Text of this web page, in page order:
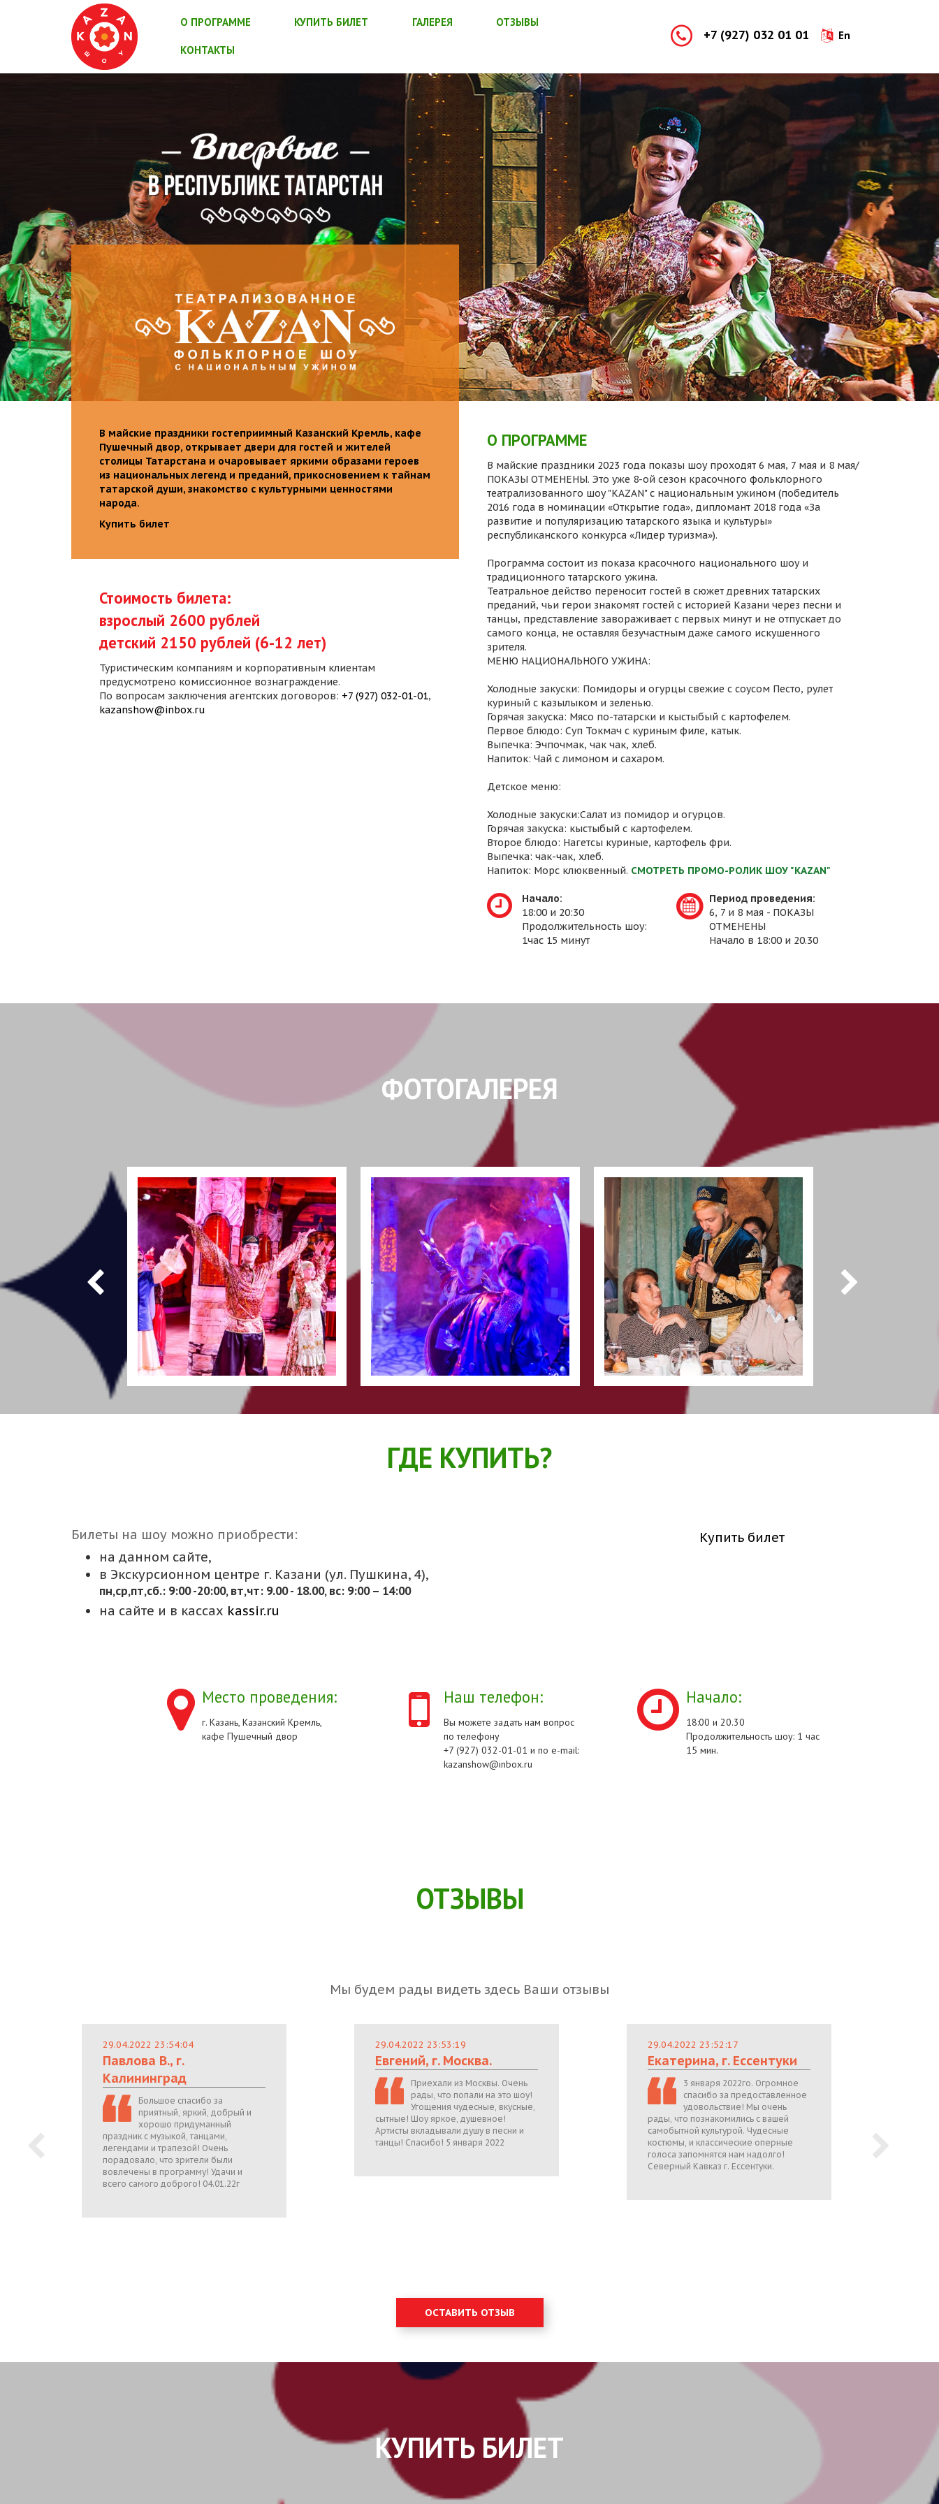
О ПРОГРАММЕ КУПИТЬ БИЛЕТ ГАЛЕРЕЯ ОТЗЫВЫ
КОНТАКТЫ
+7 (927) 032 01 01 En
В майские праздники гостеприимный Казанский Кремль, кафе
Пушечный двор, открывает двери для гостей и жителей
столицы Татарстана и очаровывает яркими образами героев
из национальных легенд и преданий, прикосновением к тайнам
татарской души, знакомство с культурными ценностями
народа.
Купить билет
Стоимость билета:
взрослый 2600 рублей
детский 2150 рублей (6-12 лет)
Туристическим компаниям и корпоративным клиентам
предусмотрено комиссионное вознаграждение.
По вопросам заключения агентских договоров: +7 (927) 032-01-01,
kazanshow@inbox.ru
О ПРОГРАММЕ
В майские праздники 2023 года показы шоу проходят 6 мая, 7 мая и 8 мая/
ПОКАЗЫ ОТМЕНЕНЫ. Это уже 8-ой сезон красочного фольклорного
театрализованного шоу "KAZAN" с национальным ужином (победитель
2016 года в номинации «Открытие года», дипломант 2018 года «За
развитие и популяризацию татарского языка и культуры»
республиканского конкурса «Лидер туризма»).
Программа состоит из показа красочного национального шоу и
традиционного татарского ужина.
Театральное действо переносит гостей в сюжет древних татарских
преданий, чьи герои знакомят гостей с историей Казани через песни и
танцы, представление завораживает с первых минут и не отпускает до
самого конца, не оставляя безучастным даже самого искушенного
зрителя.
МЕНЮ НАЦИОНАЛЬНОГО УЖИНА:
Холодные закуски: Помидоры и огурцы свежие с соусом Песто, рулет
куриный с казылыком и зеленью.
Горячая закуска: Мясо по-татарски и кыстыбый с картофелем.
Первое блюдо: Суп Токмач с куриным филе, катык.
Выпечка: Эчпочмак, чак чак, хлеб.
Напиток: Чай с лимоном и сахаром.
Детское меню:
Холодные закуски:Салат из помидор и огурцов.
Горячая закуска: кыстыбый с картофелем.
Второе блюдо: Нагетсы куриные, картофель фри.
Выпечка: чак-чак, хлеб.
Напиток: Морс клюквенный. СМОТРЕТЬ ПРОМО-РОЛИК ШОУ "KAZAN"
Начало:
18:00 и 20:30
Продолжительность шоу:
1час 15 минут
Период проведения:
6, 7 и 8 мая - ПОКАЗЫ
ОТМЕНЕНЫ
Начало в 18:00 и 20.30
ФОТОГАЛЕРЕЯ
ГДЕ КУПИТЬ?
Билеты на шоу можно приобрести:
на данном сайте,
в Экскурсионном центре г. Казани (ул. Пушкина, 4),
пн,cр,пт,сб.: 9:00 -20:00, вт,чт: 9.00 - 18.00, вс: 9:00 – 14:00
на сайте и в кассах kassir.ru
Купить билет
Место проведения:
г. Казань, Казанский Кремль,
кафе Пушечный двор
Наш телефон:
Вы можете задать нам вопрос
по телефону
+7 (927) 032-01-01 и по e-mail:
kazanshow@inbox.ru
Начало:
18:00 и 20.30
Продолжительность шоу: 1 час
15 мин.
ОТЗЫВЫ
Мы будем рады видеть здесь Ваши отзывы
29.04.2022 23:54:04
Павлова В., г.
Калининград
Большое спасибо за
приятный, яркий, добрый и
хорошо придуманный
праздник с музыкой, танцами,
легендами и трапезой! Очень
порадовало, что зрители были
вовлечены в программу! Удачи и
всего самого доброго! 04.01.22г
29.04.2022 23:53:19
Евгений, г. Москва.
Приехали из Москвы. Очень
рады, что попали на это шоу!
Угощения чудесные, вкусные,
сытные! Шоу яркое, душевное!
Артисты вкладывали душу в песни и
танцы! Спасибо! 5 января 2022
29.04.2022 23:52:17
Екатерина, г. Ессентуки
3 января 2022го. Огромное
спасибо за предоставленное
удовольствие! Мы очень
рады, что познакомились с вашей
самобытной культурой. Чудесные
костюмы, и классические оперные
голоса запомнятся нам надолго!
Северный Кавказ г. Ессентуки.
ОСТАВИТЬ ОТЗЫВ
КУПИТЬ БИЛЕТ